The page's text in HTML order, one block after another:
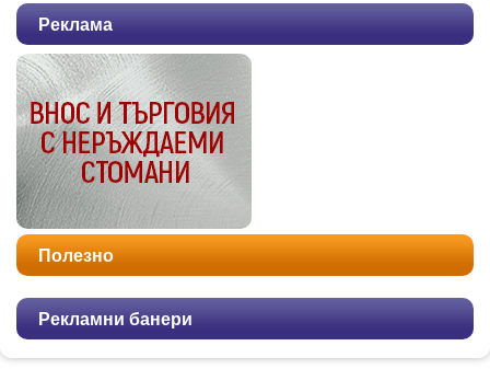
Реклама
Полезно
Рекламни банери